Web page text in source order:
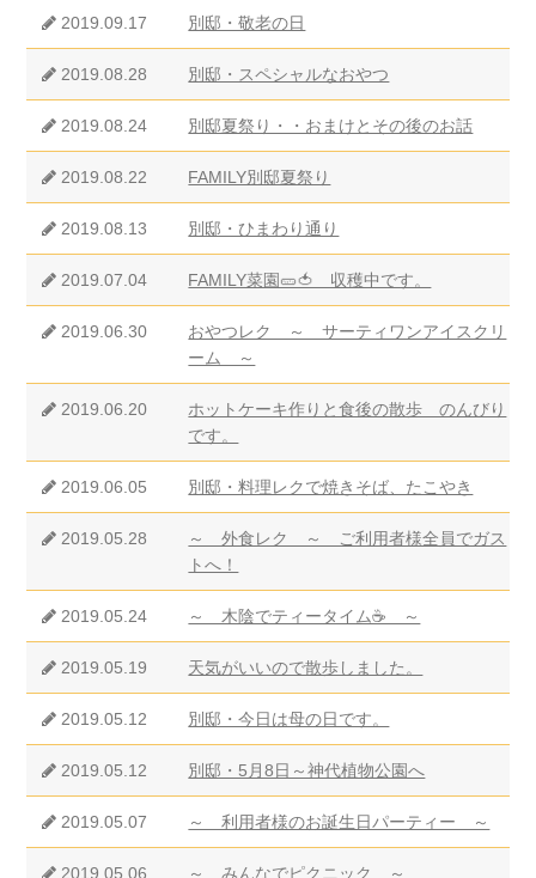
2019.09.17 別邸・敬老の日
2019.08.28 別邸・スペシャルなおやつ
2019.08.24 別邸夏祭り・・おまけとその後のお話
2019.08.22 FAMILY別邸夏祭り
2019.08.13 別邸・ひまわり通り
2019.07.04 FAMILY菜園🥒🍅 収穫中です。
2019.06.30
おやつレク ～ サーティワンアイスクリ
ーム ～
2019.06.20
ホットケーキ作りと食後の散歩 のんびり
です。
2019.06.05 別邸・料理レクで焼きそば、たこやき
2019.05.28
～ 外食レク ～ ご利用者様全員でガス
トへ！
2019.05.24 ～ 木陰でティータイム☕ ～
2019.05.19 天気がいいので散歩しました。
2019.05.12 別邸・今日は母の日です。
2019.05.12 別邸・5月8日～神代植物公園へ
2019.05.07 ～ 利用者様のお誕生日パーティー ～
2019.05.06 ～ みんなでピクニック ～